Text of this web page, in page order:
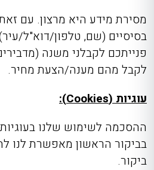
מסירת מידע היא מרצון. עם
בסיסיים (שם, טלפון/דוא"ל/
פנייתכם לקבלני משנה
לקבל מהם מענה/הצעת מחיר.
עוגיות (Cookies):
ההסכמה לשימוש שלנו
בביקור הראשון מאפשרת לנו
ביקור.